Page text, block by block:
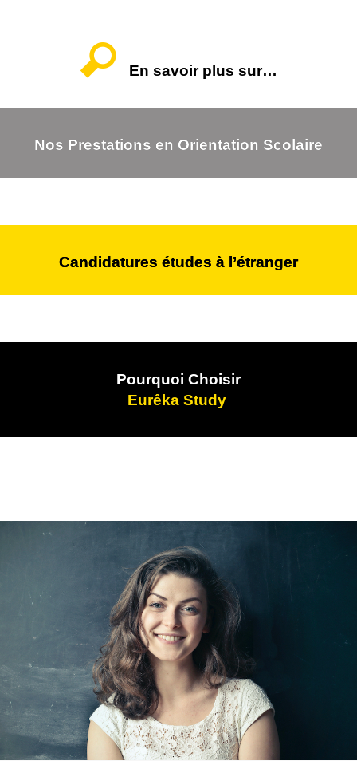
En savoir plus sur…
Nos Prestations en Orientation Scolaire
Candidatures études à l’étranger
Pourquoi Choisir
Eurêka Study